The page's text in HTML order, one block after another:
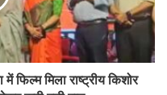
फिल्म मिला राष्ट्रीय किशोर